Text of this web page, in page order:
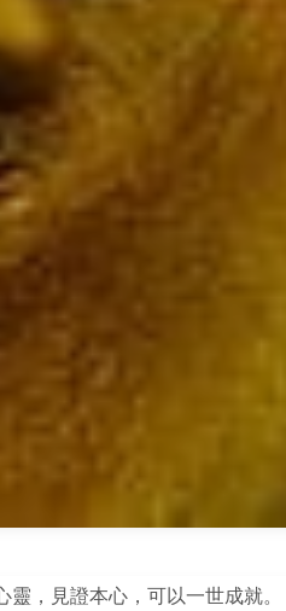
，見證本心，可以一世成就。